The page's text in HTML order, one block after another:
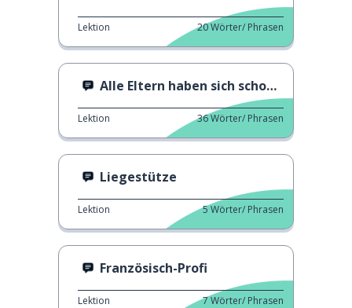
Lektion 20Wörter/ Phrasen
Alle Eltern haben sich schon so gefühlt
Lektion 36Wörter/ Phrasen
Liegestütze
Lektion 5Wörter/ Phrasen
Französisch-Profi
Lektion 7Wörter/ Phrasen